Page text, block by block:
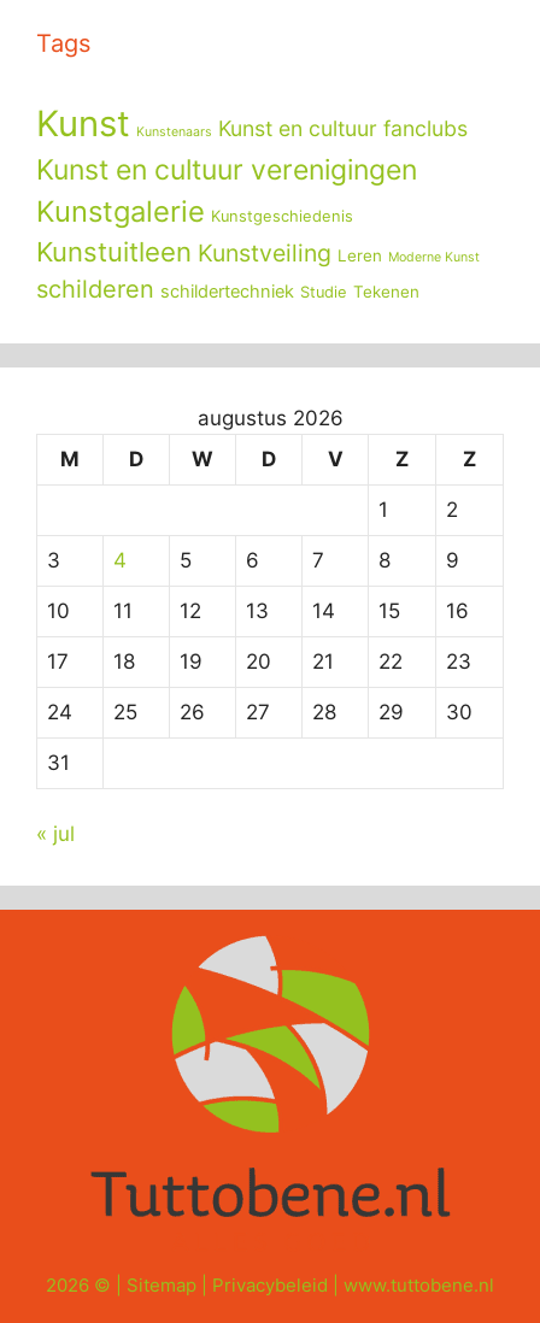
Tags
Kunst Kunstenaars Kunst en cultuur fanclubs
Kunst en cultuur verenigingen
Kunstgalerie Kunstgeschiedenis
Kunstuitleen Kunstveiling Leren Moderne Kunst
schilderen schildertechniek Studie Tekenen
augustus 2026
M
D W D V Z Z
1 2
3 4 5 6 7 8 9
10 11 12 13 14 15 16
17 18 19 20 21 22 23
24 25 26 27 28 29 30
31
« jul
2026 © | Sitemap Privacybeleid www.tuttobene.nl